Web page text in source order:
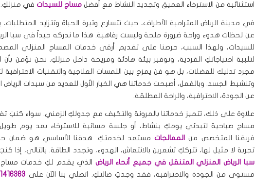
استثنائية من الاسترخاء العميق وتجديد النشاط مع أفضل مساج للسيداتفي منزلكِ.
في مدينة الرياض المترامية الأطراف، حيث تتسارع وتيرة الحياة وتتزايد
عن لحظات هدوء وراحة ضرورة ملحة وليست رفاهية. هذا ما ندركه جيداً في سبا
للسيدات، ولهذا السبب، حرصنا على تقديم أرقى خدمات المساج المنزلي
لتلبية احتياجاتكِ الفردية، وتوفير بيئة هادئة ومريحة داخل منزلكِ. نحن نؤمن
مجرد تدليك للعضلات، بل هو فن يمزج بين اللمسات العلاجية والتقنيات الاحترافية
وتنشيط الجسد. وبالفعل، أصبحت خدماتنا هي الخيار الأول للعديد من سيدات الرياض
عن الجودة، الاحترافية، والراحة المطلقة.
علاوة على ذلك، تتميز خدماتنا بالمرونة والتكيف مع جدولكِ الزمني. سواء كنتِ
مساج صباحية لتبدئي يومكِ بنشاط، أو جلسة مسائية للاسترخاء بعد يوم
فريقنا المتخصص من
المعالجاتمستعد لخدمتكِ. هدفنا الأساسي هو ضمان
تجربة لا مثيل لها، تترككِ تشعرين بالانتعاش، الهدوء، وتجدد الطاقة. بالتالي، إذا
سبا الرياض المنزلي المتنقل في جميع أنحاء الرياض الذي يقدم لكِ خدمات
مستوى من الجودة والاحترافية، فقد وجدتِ ضالتكِ. اتصلي بنا الآن على